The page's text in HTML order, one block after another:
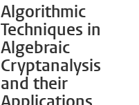
Algorithmic
Techniques in
Algebraic
Cryptanalysis
and their